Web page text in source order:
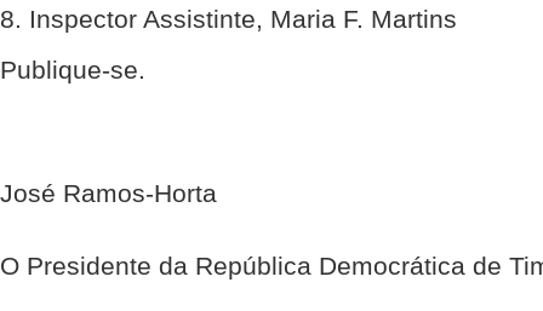
8. Inspector Assistinte, Maria F. Martins
Publique-se.
José Ramos-Horta
O Presidente da República Democrática de